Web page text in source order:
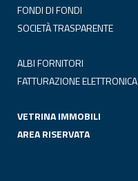
FONDI DI FONDI
SOCIETÀ TRASPARENTE
ALBI FORNITORI
FATTURAZIONE ELETTRONICA
VETRINA IMMOBILI
AREA RISERVATA